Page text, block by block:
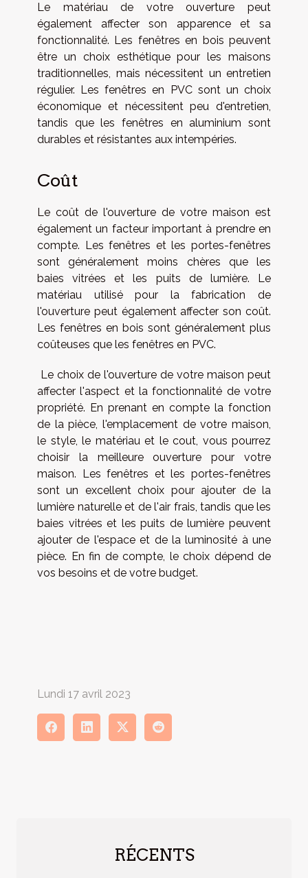
Le matériau de votre ouverture peut
également affecter son apparence et sa
fonctionnalité. Les fenêtres en bois peuvent
être un choix esthétique pour les maisons
traditionnelles, mais nécessitent un entretien
régulier. Les fenêtres en PVC sont un choix
économique et nécessitent peu d'entretien,
tandis que les fenêtres en aluminium sont
durables et résistantes aux intempéries.
Coût
Le coût de l'ouverture de votre maison est
également un facteur important à prendre en
compte. Les fenêtres et les portes-fenêtres
sont généralement moins chères que les
baies vitrées et les puits de lumière. Le
matériau utilisé pour la fabrication de
l'ouverture peut également affecter son coût.
Les fenêtres en bois sont généralement plus
coûteuses que les fenêtres en PVC.
Le choix de l'ouverture de votre maison peut
affecter l'aspect et la fonctionnalité de votre
propriété. En prenant en compte la fonction
de la pièce, l'emplacement de votre maison,
le style, le matériau et le cout, vous pourrez
choisir la meilleure ouverture pour votre
maison. Les fenêtres et les portes-fenêtres
sont un excellent choix pour ajouter de la
lumière naturelle et de l'air frais, tandis que les
baies vitrées et les puits de lumière peuvent
ajouter de l'espace et de la luminosité à une
pièce. En fin de compte, le choix dépend de
vos besoins et de votre budget.
Lundi 17 avril 2023
RÉCENTS